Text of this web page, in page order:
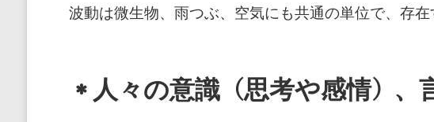
波動は微生物、雨つぶ、空気にも共通の単位で、存
＊人々の意識（思考や感情）、